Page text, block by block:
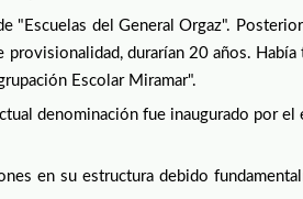
"Escuelas del General Orgaz".
provisionalidad, durarían 20 años.
Escolar Miramar".
denominación fue inaugurado por
en su estructura debido